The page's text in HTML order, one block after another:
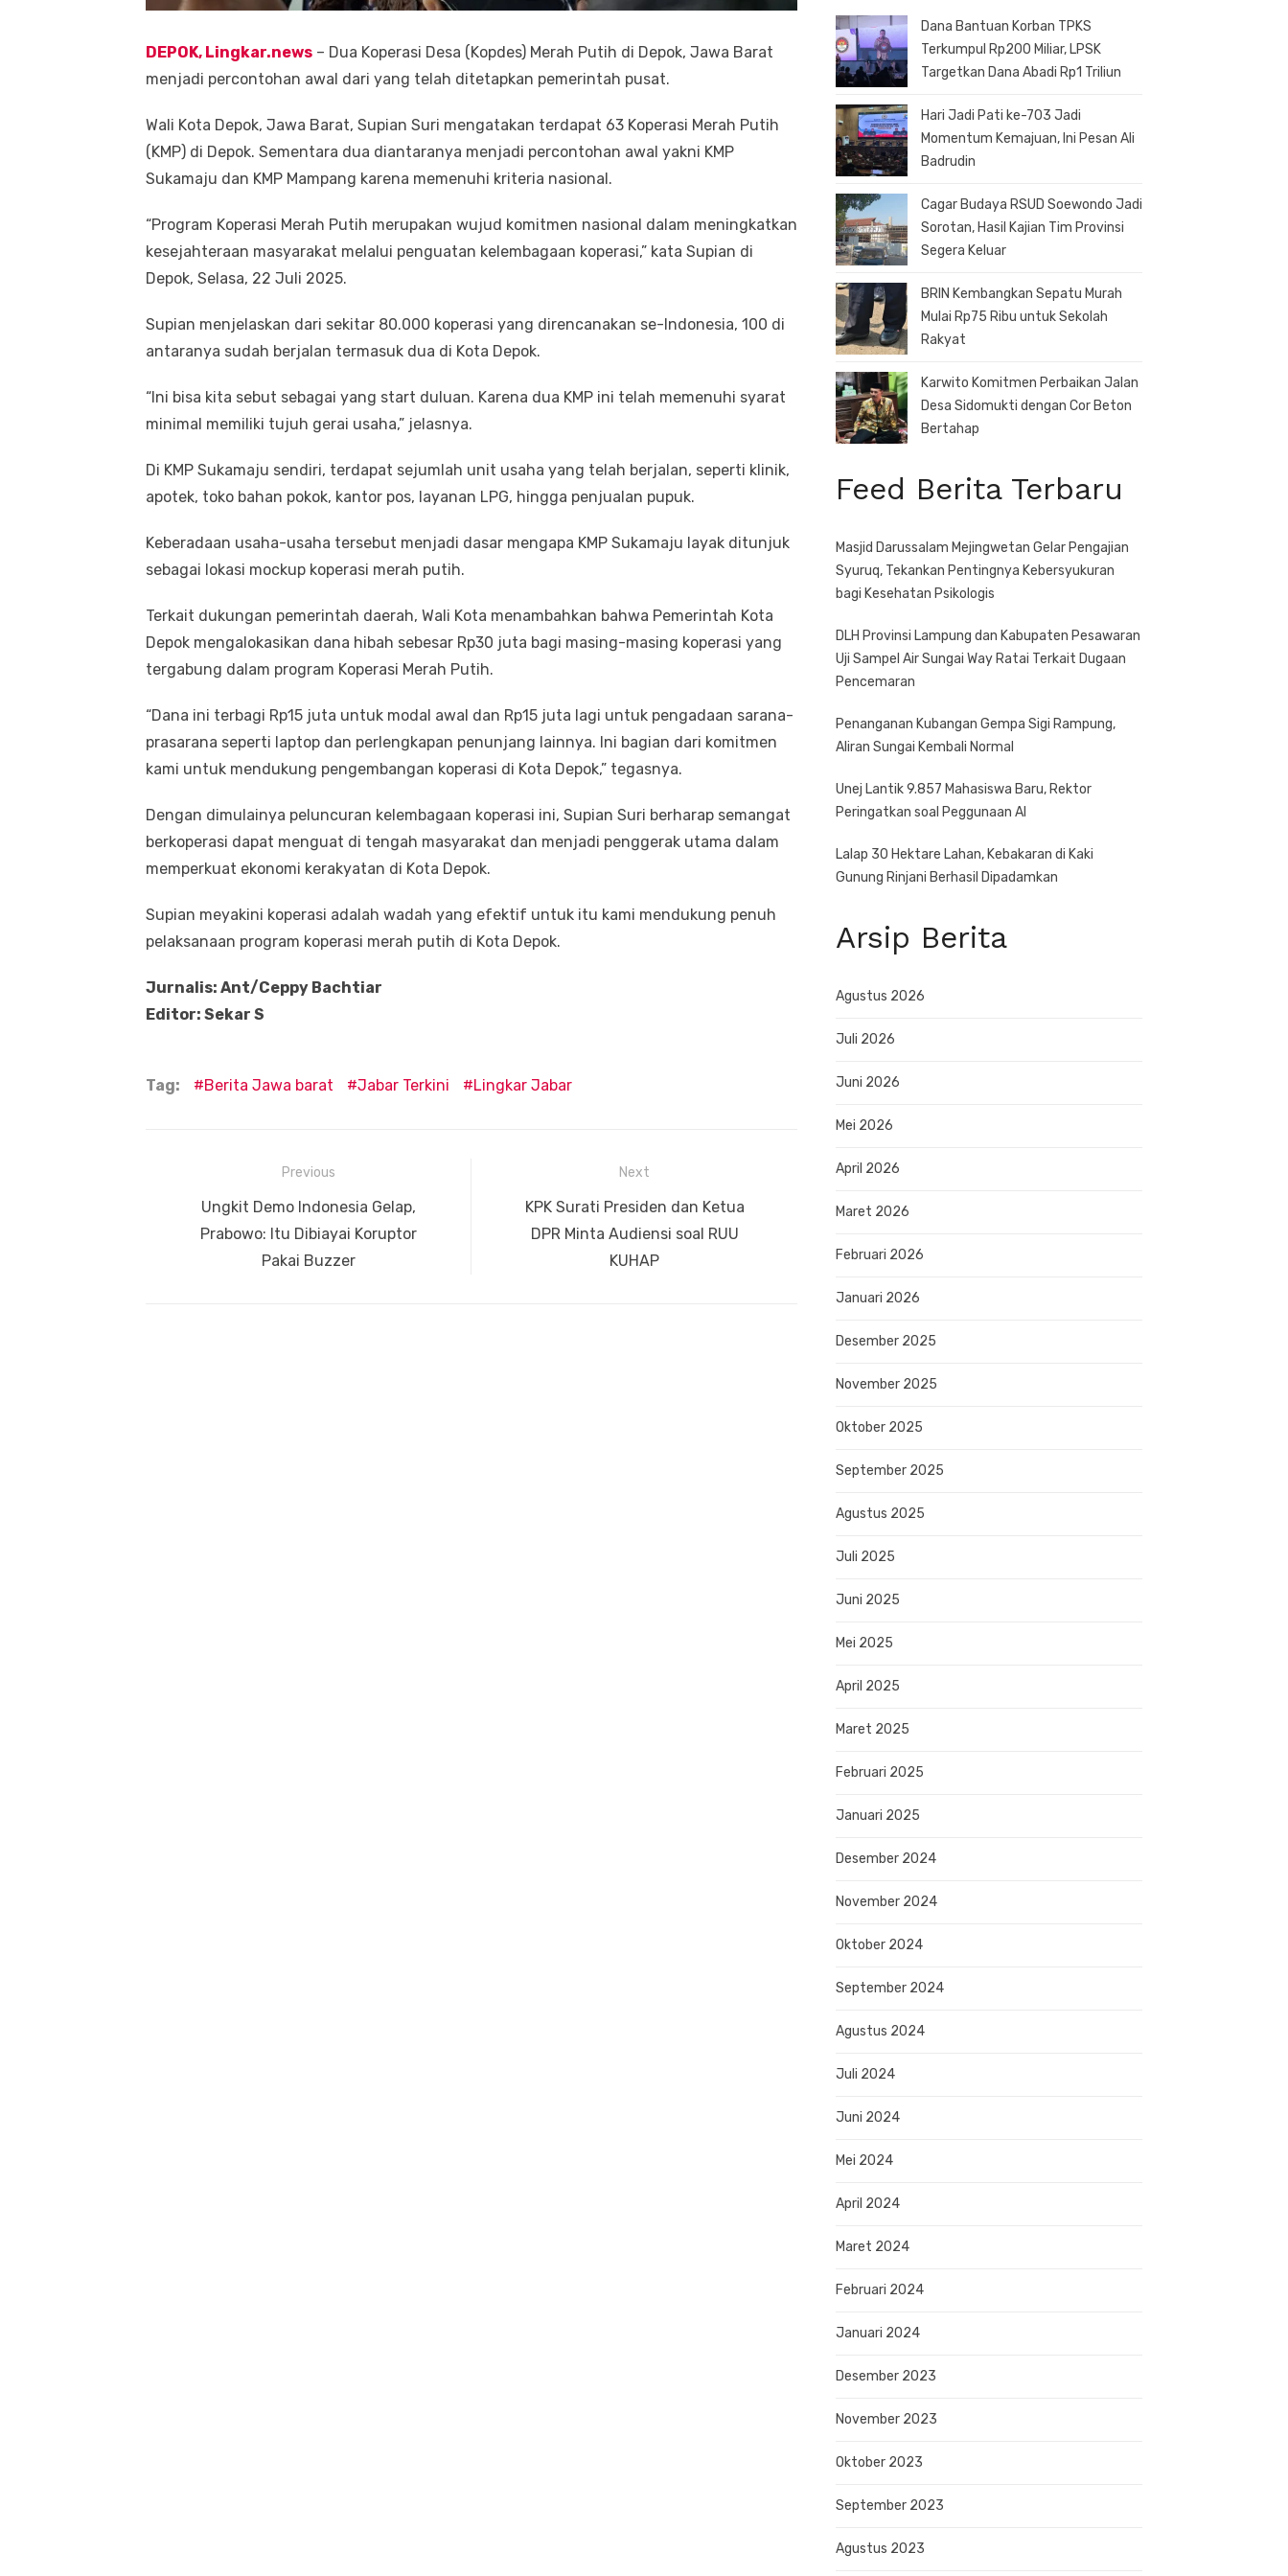
DEPOK, Lingkar.news – Dua Koperasi Desa (Kopdes) Merah Putih di Depok, Jawa Barat
menjadi percontohan awal dari yang telah ditetapkan pemerintah pusat.
Wali Kota Depok, Jawa Barat, Supian Suri mengatakan terdapat 63 Koperasi Merah Putih
(KMP) di Depok. Sementara dua diantaranya menjadi percontohan awal yakni KMP
Sukamaju dan KMP Mampang karena memenuhi kriteria nasional.
“Program Koperasi Merah Putih merupakan wujud komitmen nasional dalam meningkatkan
kesejahteraan masyarakat melalui penguatan kelembagaan koperasi,” kata Supian di
Depok, Selasa, 22 Juli 2025.
Supian menjelaskan dari sekitar 80.000 koperasi yang direncanakan se-Indonesia, 100 di
antaranya sudah berjalan termasuk dua di Kota Depok.
“Ini bisa kita sebut sebagai yang start duluan. Karena dua KMP ini telah memenuhi syarat
minimal memiliki tujuh gerai usaha,” jelasnya.
Di KMP Sukamaju sendiri, terdapat sejumlah unit usaha yang telah berjalan, seperti klinik,
apotek, toko bahan pokok, kantor pos, layanan LPG, hingga penjualan pupuk.
Keberadaan usaha-usaha tersebut menjadi dasar mengapa KMP Sukamaju layak ditunjuk
sebagai lokasi mockup koperasi merah putih.
Terkait dukungan pemerintah daerah, Wali Kota menambahkan bahwa Pemerintah Kota
Depok mengalokasikan dana hibah sebesar Rp30 juta bagi masing-masing koperasi yang
tergabung dalam program Koperasi Merah Putih.
“Dana ini terbagi Rp15 juta untuk modal awal dan Rp15 juta lagi untuk pengadaan sarana-
prasarana seperti laptop dan perlengkapan penunjang lainnya. Ini bagian dari komitmen
kami untuk mendukung pengembangan koperasi di Kota Depok,” tegasnya.
Dengan dimulainya peluncuran kelembagaan koperasi ini, Supian Suri berharap semangat
berkoperasi dapat menguat di tengah masyarakat dan menjadi penggerak utama dalam
memperkuat ekonomi kerakyatan di Kota Depok.
Supian meyakini koperasi adalah wadah yang efektif untuk itu kami mendukung penuh
pelaksanaan program koperasi merah putih di Kota Depok.
Jurnalis: Ant/Ceppy Bachtiar
Editor: Sekar S
Tag: Berita Jawa barat Jabar Terkini Lingkar Jabar
Previous
Previous
post:
Ungkit Demo Indonesia Gelap,
Prabowo: Itu Dibiayai Koruptor
Pakai Buzzer
Next
Next
post:
KPK Surati Presiden dan Ketua
DPR Minta Audiensi soal RUU
KUHAP
Dana Bantuan Korban TPKS
Terkumpul Rp200 Miliar, LPSK
Targetkan Dana Abadi Rp1 Triliun
Hari Jadi Pati ke-703 Jadi
Momentum Kemajuan, Ini Pesan Ali
Badrudin
Cagar Budaya RSUD Soewondo Jadi
Sorotan, Hasil Kajian Tim Provinsi
Segera Keluar
BRIN Kembangkan Sepatu Murah
Mulai Rp75 Ribu untuk Sekolah
Rakyat
Karwito Komitmen Perbaikan Jalan
Desa Sidomukti dengan Cor Beton
Bertahap
Feed Berita Terbaru
Masjid Darussalam Mejingwetan Gelar Pengajian
Syuruq, Tekankan Pentingnya Kebersyukuran
bagi Kesehatan Psikologis
DLH Provinsi Lampung dan Kabupaten Pesawaran
Uji Sampel Air Sungai Way Ratai Terkait Dugaan
Pencemaran
Penanganan Kubangan Gempa Sigi Rampung,
Aliran Sungai Kembali Normal
Unej Lantik 9.857 Mahasiswa Baru, Rektor
Peringatkan soal Peggunaan AI
Lalap 30 Hektare Lahan, Kebakaran di Kaki
Gunung Rinjani Berhasil Dipadamkan
Arsip Berita
Agustus 2026
Juli 2026
Juni 2026
Mei 2026
April 2026
Maret 2026
Februari 2026
Januari 2026
Desember 2025
November 2025
Oktober 2025
September 2025
Agustus 2025
Juli 2025
Juni 2025
Mei 2025
April 2025
Maret 2025
Februari 2025
Januari 2025
Desember 2024
November 2024
Oktober 2024
September 2024
Agustus 2024
Juli 2024
Juni 2024
Mei 2024
April 2024
Maret 2024
Februari 2024
Januari 2024
Desember 2023
November 2023
Oktober 2023
September 2023
Agustus 2023